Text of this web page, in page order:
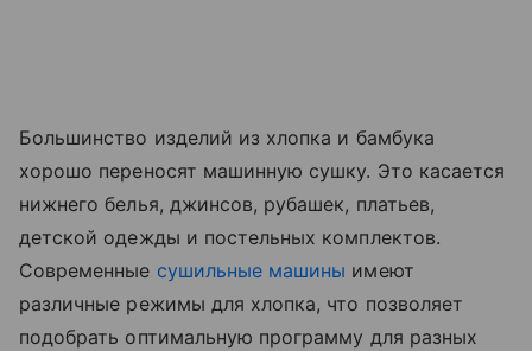
Большинство изделий из хлопка и бамбука
хорошо переносят машинную сушку. Это касается
нижнего белья, джинсов, рубашек, платьев,
детской одежды и постельных комплектов.
Современные сушильные машины имеют
различные режимы для хлопка, что позволяет
подобрать оптимальную программу для разных